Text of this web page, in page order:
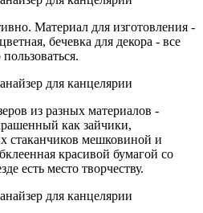
Материал для изготовления -
бечевка для декора - все
из разных материалов -
как зайчики,
стаканчиков мешковиной и
красивой бумагой со
есть место творчеству.